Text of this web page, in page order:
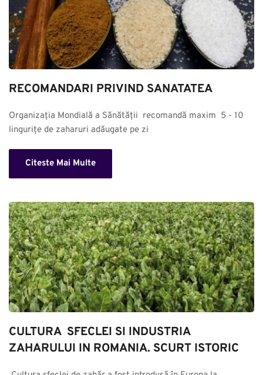
RECOMANDARI PRIVIND SANATATEA
Organizația Mondială a Sănătății  recomandă maxim  5 - 10
lingurițe de zaharuri adăugate pe zi
Citeste Mai Multe
CULTURA  SFECLEI SI INDUSTRIA
ZAHARULUI IN ROMANIA. SCURT ISTORIC